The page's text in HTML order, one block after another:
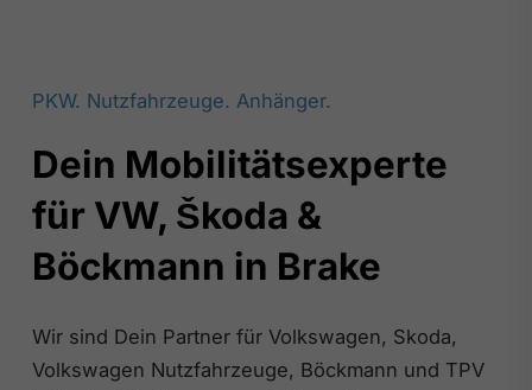
PKW. Nutzfahrzeuge. Anhänger.
Dein Mobilitätsexperte
für VW, Škoda &
Böckmann in Brake
Wir sind Dein Partner für Volkswagen, Skoda,
Volkswagen Nutzfahrzeuge, Böckmann und TPV